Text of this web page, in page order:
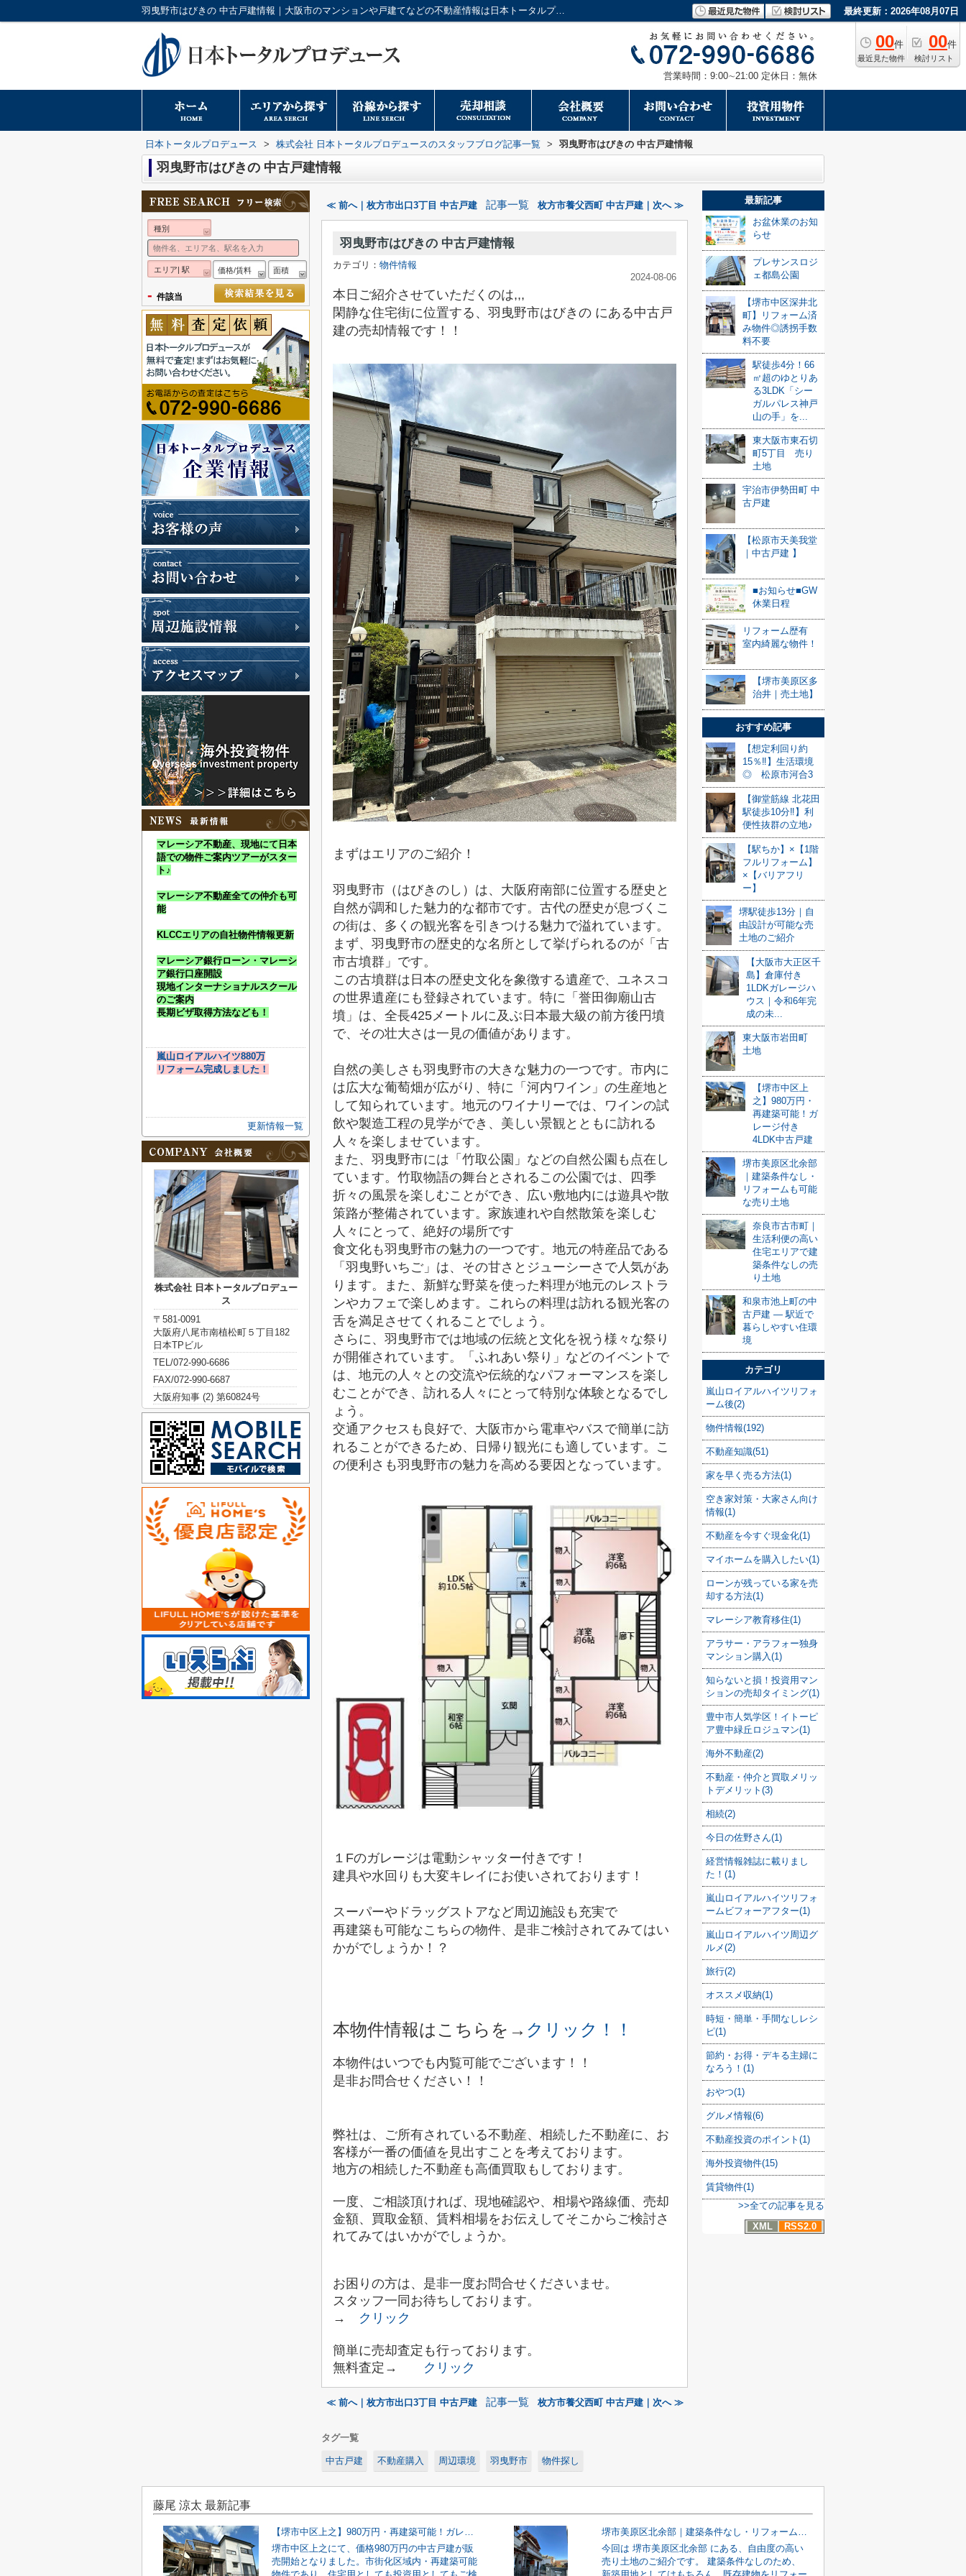
羽曳野市はびきの 中古戸建情報｜大阪市のマンションや戸建てなどの不動産情報は日本トータルプロデュースへ 最終更新：2026年08月07日
00件
最近見た物件
00件
検討リスト
営業時間：9:00∼21:00 定休日：無休
日本トータルプロデュース > 株式会社 日本トータルプロデュースのスタッフブログ記事一覧 > 羽曳野市はびきの 中古戸建情報
羽曳野市はびきの 中古戸建情報
≪ 前へ｜枚方市出口3丁目 中古戸建 記事一覧 枚方市養父西町 中古戸建｜次へ ≫
羽曳野市はびきの 中古戸建情報
カテゴリ： 物件情報
2024-08-06
本日ご紹介させていただくのは,,,
閑静な住宅街に位置する、羽曳野市はびきの にある中古戸
建の売却情報です！！
まずはエリアのご紹介！
羽曳野市（はびきのし）は、大阪府南部に位置する歴史と
自然が調和した魅力的な都市です。古代の歴史が息づくこ
の街は、多くの観光客を引きつける魅力で溢れています。
まず、羽曳野市の歴史的な名所として挙げられるのが「古
市古墳群」です。
この古墳群は日本の歴史文化を象徴する遺産で、ユネスコ
の世界遺産にも登録されています。特に「誉田御廟山古
墳」は、全長425メートルに及ぶ日本最大級の前方後円墳
で、その壮大さは一見の価値があります。
自然の美しさも羽曳野市の大きな魅力の一つです。市内に
は広大な葡萄畑が広がり、特に「河内ワイン」の生産地と
して知られています。地元のワイナリ ーでは、ワインの試
飲や製造工程の見学ができ、美しい景観とともに訪れる
人々を楽しませています。
また、羽曳野市には「竹取公園」などの自然公園も点在し
ています。竹取物語の舞台とされるこの公園では、四季
折々の風景を楽しむことができ、広い敷地内には遊具や散
策路が整備されています。家族連れや自然散策を楽しむ
人々にとって、絶好の場所です
食文化も羽曳野市の魅力の一つです。地元の特産品である
「羽曳野いちご」は、その甘さとジューシーさで人気があ
ります。また、新鮮な野菜を使った料理が地元のレストラ
ンやカフェで楽しめます。これらの料理は訪れる観光客の
舌を満足させてくれることでしょう。
さらに、羽曳野市では地域の伝統と文化を祝う様々な祭り
が開催されています。「ふれあい祭り」などのイベントで
は、地元の人々との交流や伝統的なパフォーマンスを楽し
むことができ、訪れる人々にとって特別な体験となるでし
ょう。
交通アクセスも良好で、大阪市から電車やバスで簡単に訪
れることができるため、日帰り観光にも適しています。こ
の便利さも羽曳野市の魅力を高める要因となっています。
１Fのガレージは電動シャッター付きです！
建具や水回りも大変キレイにお使いされております！
スーパーやドラッグストアなど周辺施設も充実で
再建築も可能なこちらの物件、是非ご検討されてみてはい
かがでしょうか！？
本物件情報はこちらを→ クリック！！
本物件はいつでも内覧可能でございます！！
是非お問合せください！！
弊社は、ご所有されている不動産、相続した不動産に、お
客様が一番の価値を見出すことを考えております。
地方の相続した不動産も高価買取もしております。
一度、ご相談頂ければ、現地確認や、相場や路線価、売却
金額、買取金額、賃料相場をお伝えしてそこからご検討さ
れてみてはいかがでしょうか。
お困りの方は、是非一度お問合せくださいませ。
スタッフ一同お待ちしております。
→ クリック
簡単に売却査定も行っております。
無料査定→
クリック
≪ 前へ｜枚方市出口3丁目 中古戸建 記事一覧 枚方市養父西町 中古戸建｜次へ ≫
タグ一覧
中古戸建 不動産購入 周辺環境 羽曳野市 物件探し
最新記事
お盆休業のお知
らせ
プレサンスロジ
ェ都島公園
【堺市中区深井北
町】リフォーム済
み物件◎誘拐手数
料不要
駅徒歩4分！66
㎡超のゆとりあ
る3LDK「シー
ガルパレス神戸
山の手」を...
東大阪市東石切
町5丁目 売り
土地
宇治市伊勢田町 中
古戸建
【松原市天美我堂
｜中古戸建 】
■お知らせ■GW
休業日程
リフォーム歴有
室内綺麗な物件！
【堺市美原区多
治井｜売土地】
おすすめ記事
【想定利回り約
15％‼】生活環境
◎ 松原市河合3
【御堂筋線 北花田
駅徒歩10分‼】利
便性抜群の立地♪
【駅ちか】×【1階
フルリフォーム】
×【バリアフリ
ー】
堺駅徒歩13分｜自
由設計が可能な売
土地のご紹介
【大阪市大正区千
島】倉庫付き
1LDKガレージハ
ウス｜令和6年完
成の未...
東大阪市岩田町
土地
【堺市中区上
之】980万円・
再建築可能！ガ
レージ付き
4LDK中古戸建
堺市美原区北余部
｜建築条件なし・
リフォームも可能
な売り土地
奈良市古市町｜
生活利便の高い
住宅エリアで建
築条件なしの売
り土地
和泉市池上町の中
古戸建 — 駅近で
暮らしやすい住環
境
カテゴリ
嵐山ロイアルハイツリフォ
ーム後(2)
物件情報(192)
不動産知識(51)
家を早く売る方法(1)
空き家対策・大家さん向け
情報(1)
不動産を今すぐ現金化(1)
マイホームを購入したい(1)
ローンが残っている家を売
却する方法(1)
マレーシア教育移住(1)
アラサー・アラフォー独身
マンション購入(1)
知らないと損！投資用マン
ションの売却タイミング(1)
豊中市人気学区！イトーピ
ア豊中緑丘ロジュマン(1)
海外不動産(2)
不動産・仲介と買取メリッ
トデメリット(3)
相続(2)
今日の佐野さん(1)
経営情報雑誌に載りまし
た！(1)
嵐山ロイアルハイツリフォ
ームビフォーアフター(1)
嵐山ロイアルハイツ周辺グ
ルメ(2)
旅行(2)
オススメ収納(1)
時短・簡単・手間なしレシ
ピ(1)
節約・お得・デキる主婦に
なろう！(1)
おやつ(1)
グルメ情報(6)
不動産投資のポイント(1)
海外投資物件(15)
賃貸物件(1)
>>全ての記事を見る
XML
RSS2.0
種別
エリア| 駅 価格/賃料 面積
- 件該当
マレーシア不動産、現地にて日本
語での物件ご案内ツアーがスター
ト♪
マレーシア不動産全ての仲介も可
能
KLCCエリアの自社物件情報更新
マレーシア銀行ローン・マレーシ
ア銀行口座開設
現地インターナショナルスクール
のご案内
長期ビザ取得方法なども！
嵐山ロイアルハイツ880万
リフォーム完成しました！
更新情報一覧
株式会社 日本トータルプロデュー
ス
〒581-0091
大阪府八尾市南植松町５丁目182
日本TPビル
TEL/072-990-6686
FAX/072-990-6687
大阪府知事 (2) 第60824号
藤尾 涼太 最新記事
【堺市中区上之】980万円・再建築可能！ガレージ付き4LDK中古戸建
堺市中区上之にて、価格980万円の中古戸建が販
売開始となりました。市街化区域内・再建築可能
堺市美原区北余部｜建築条件なし・リフォームも可能な売り土地
今回は 堺市美原区北余部 にある、自由度の高い
売り土地のご紹介です。 建築条件なしのため、